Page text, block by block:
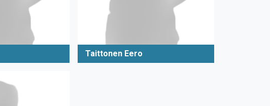
Taittonen Eero